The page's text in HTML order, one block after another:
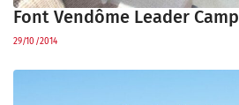
Font Vendôme Leader Camp
29/10/2014